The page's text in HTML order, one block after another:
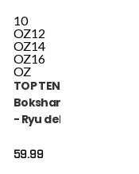
10
OZ12
OZ14
OZ16
OZ
TOP TEN
Bokshandschoen
- Ryu del Mar -
59.99